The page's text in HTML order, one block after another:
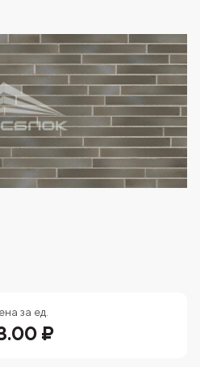
за ед.
₽